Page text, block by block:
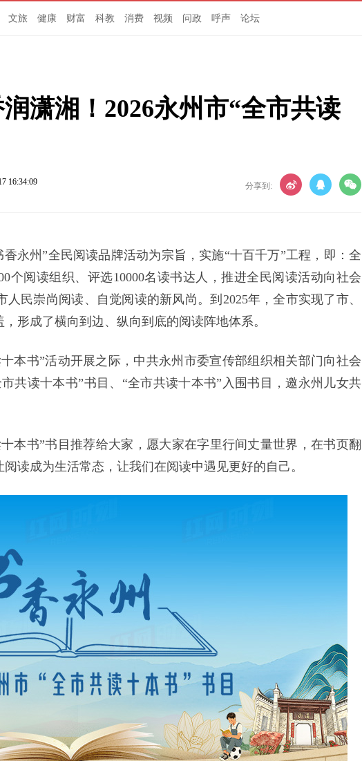
文旅 健康 财富 科教 消费 视频 问政 呼声 论坛
潇湘！2026永州市“全市共读
16:34:09 分享到:
永州”全民阅读品牌活动为宗旨，实施“十百千万”工程，即：全
个阅读组织、评选10000名读书达人，推进全民阅读活动向社会
民崇尚阅读、自觉阅读的新风尚。到2025年，全市实现了市、
形成了横向到边、纵向到底的阅读阵地体系。
本书”活动开展之际，中共永州市委宣传部组织相关部门向社会
共读十本书”书目、“全市共读十本书”入围书目，邀永州儿女共
本书”书目推荐给大家，愿大家在字里行间丈量世界，在书页翻
读成为生活常态，让我们在阅读中遇见更好的自己。